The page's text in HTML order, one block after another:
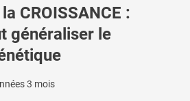
CROISSANCE :
généraliser le
3 mois